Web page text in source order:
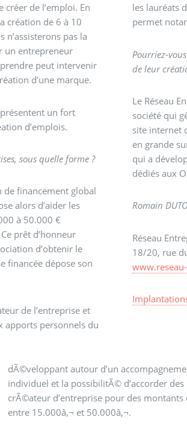
de l’emploi. En
création de 6 à 10
pas la
un entrepreneur
peut intervenir
d’une marque.
un fort
d’emplois.
sous quelle forme ?
de financement global
alors d’aider les
à 50.000 €
prêt d’honneur
d’obtenir le
financée dépose son
de l’entreprise et
apports personnels du
les lauréats
permet
Pourriez-
de leur
Le Réseau
société qui
site internet
en grande
qui a
dédiés aux
Romain
18/20, rue
entre 15.000â‚¬ et 50.000â‚¬.